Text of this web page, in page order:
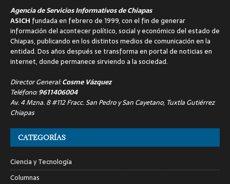
Agencia de Servicios Informativos de Chiapas
ASICH fundada en febrero de 1999, con el fin de generar
información del acontecer político, social y económico del estado de
Chiapas, publicando en los distintos medios de comunicación en la
entidad. Dos años después se transforma en portal de noticias en
internet, donde permanece sirviendo a la sociedad.
Director General:Cosme Vázquez
Teléfono:9611406004
Av. 4 Mzna. 8 #112 Fracc. San Pedro y San Cayetano, Tuxtla Gutiérrez
Chiapas
CATEGORÍAS
Ciencia y Tecnología
Columnas